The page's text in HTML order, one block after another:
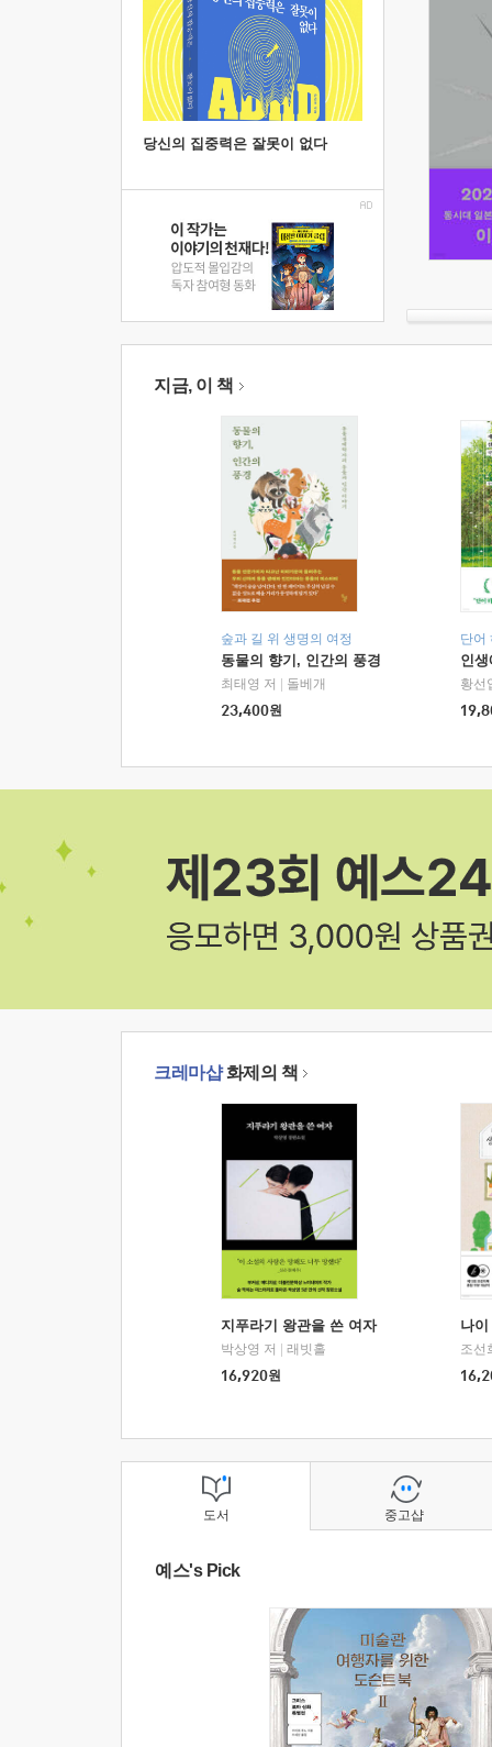
당신의 집중력은 잘못이 없다
지금, 이 책
숲과 길 위 생명의 여정
동물의 향기, 인간의 풍경
최태영 저
돌베개
23,400원
단어
인
황선
크레마샵화제의 책
지푸라기 왕관을 쓴 여자
박상영 저
래빗홀
16,920원
나
조선
도서
예스's Pick
중고샵